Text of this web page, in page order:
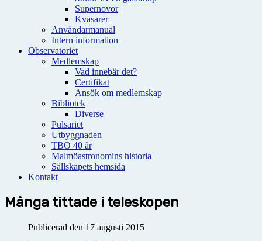
Supernovor
Kvasarer
Användarmanual
Intern information
Observatoriet
Medlemskap
Vad innebär det?
Certifikat
Ansök om medlemskap
Bibliotek
Diverse
Pulsariet
Utbyggnaden
TBO 40 år
Malmöastronomins historia
Sällskapets hemsida
Kontakt
Många tittade i teleskopen
Publicerad den 17 augusti 2015